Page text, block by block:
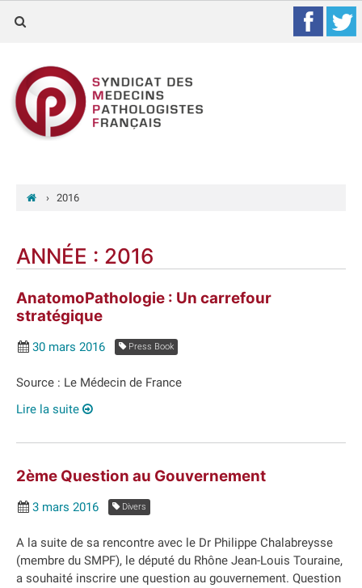
› 2016
ANNÉE : 2016
AnatomoPathologie : Un carrefour
stratégique
30 mars 2016 Press Book
Source : Le Médecin de France
Lire la suite
2ème Question au Gouvernement
3 mars 2016 Divers
A la suite de sa rencontre avec le Dr Philippe Chalabreysse
(membre du SMPF), le député du Rhône Jean-Louis Touraine,
a souhaité inscrire une question au gouvernement. Question